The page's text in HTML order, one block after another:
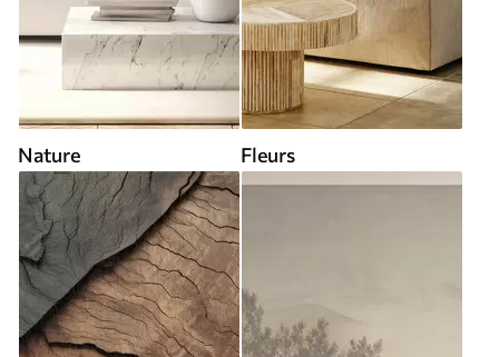
Nature Fleurs